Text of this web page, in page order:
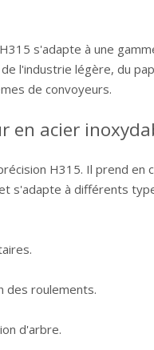
s'adapte à une
l'industrie légère, du
de convoyeurs.
en acier
H315. Il prend en
s'adapte à différents
des roulements.
d'arbre.